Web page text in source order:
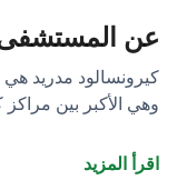
عن
كيرونسالود مدريد هي
وهي الأكبر بين
وجراحة الأعصاب
اقرأ المزيد